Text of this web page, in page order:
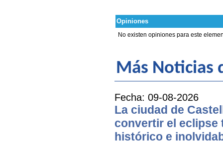
Opiniones
No existen opiniones para este
Más Noticias
Fecha: 09-08-2026
La ciudad de
convertir el eclipse
histórico e